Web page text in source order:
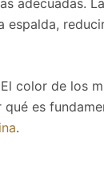
espalda,
color de los
qué es
.